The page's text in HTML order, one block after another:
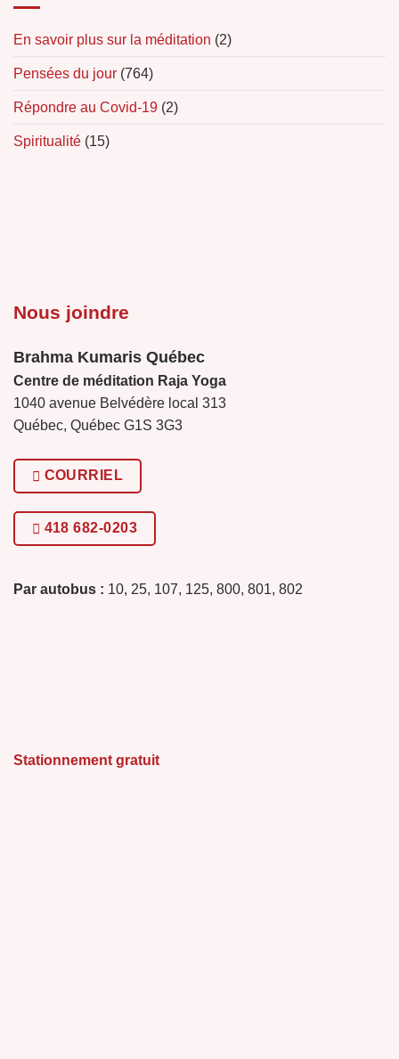
En savoir plus sur la méditation (2)
Pensées du jour (764)
Répondre au Covid-19 (2)
Spiritualité (15)
Nous joindre
Brahma Kumaris Québec
Centre de méditation Raja Yoga
1040 avenue Belvédère local 313
Québec, Québec G1S 3G3
COURRIEL
418 682-0203
Par autobus : 10, 25, 107, 125, 800, 801, 802
Stationnement gratuit